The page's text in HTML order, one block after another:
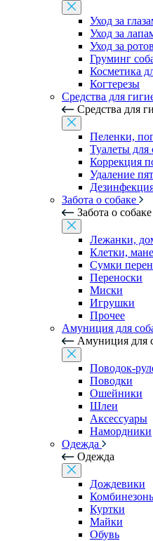
Уход за
Уход за
Уход за
Груминг
Косметика
Когтерезы
Средства для
Средства для
Пеленки,
Туалеты для
Коррекция
Удаление
Забота о собаке
Забота о собаке
Лежанки,
Клетки,
Сумки
Переноски
Миски
Игрушки
Прочее
Амуниция для
Амуниция для
Поводок-
Поводки
Ошейники
Шлеи
Аксессуары
Намордники
Одежда
Одежда
Дождевики
Куртки
Майки
Обувь